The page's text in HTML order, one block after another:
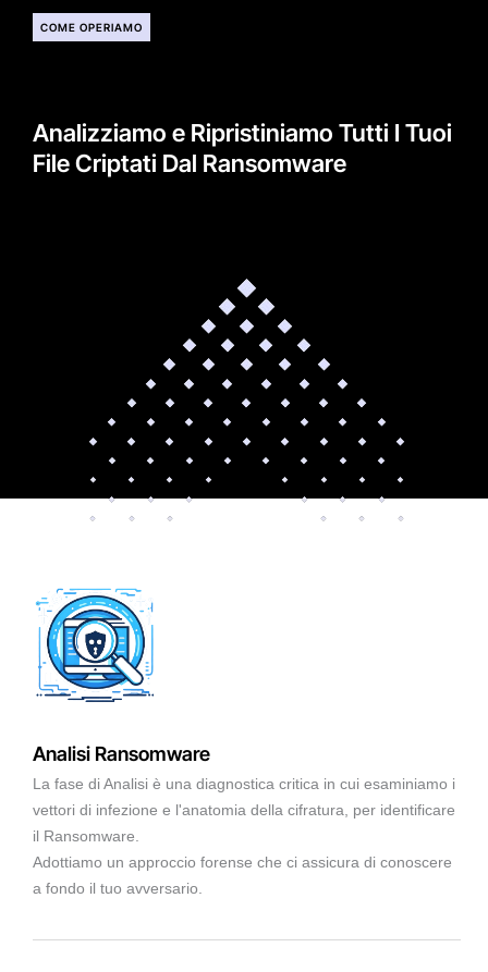
COME OPERIAMO
Analizziamo e Ripristiniamo Tutti I Tuoi
File Criptati Dal Ransomware
Analisi Ransomware
La fase di Analisi è una diagnostica critica in cui esaminiamo i
vettori di infezione e l'anatomia della cifratura, per identificare
il Ransomware.
Adottiamo un approccio forense che ci assicura di conoscere
a fondo il tuo avversario.